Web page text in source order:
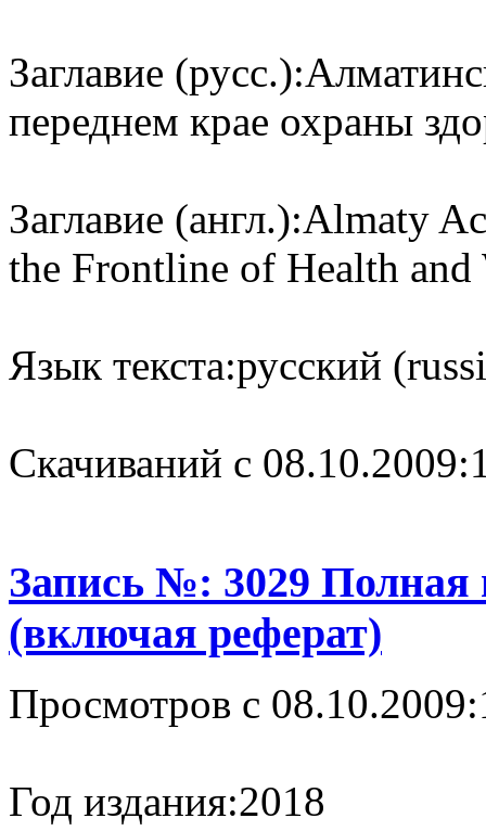
Заглавие (русс.):
переднем крае охраны
Заглавие (англ.):Almaty
the Frontline of Health
Язык текста:русский
Cкачиваний с 08.10.2009:
Запись №: 3029 Полная
(включая реферат)
Просмотров с 08.10.2009:
Год издания:2018